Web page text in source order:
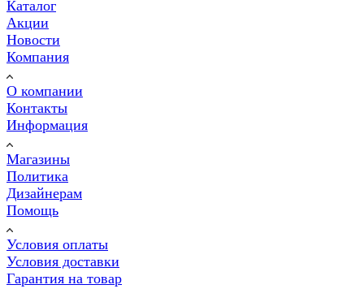
Каталог
Акции
Новости
Компания
О компании
Контакты
Информация
Магазины
Политика
Дизайнерам
Помощь
Условия оплаты
Условия доставки
Гарантия на товар